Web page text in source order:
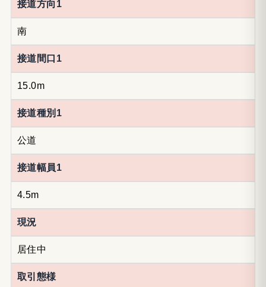
接道方向1
南
接道間口1
15.0m
接道種別1
公道
接道幅員1
4.5m
現況
居住中
取引態様